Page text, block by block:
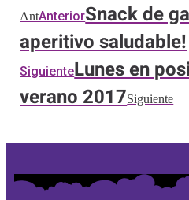
AntAnteriorSnack de
aperitivo saludable!
SiguienteLunes en
verano 2017Siguiente